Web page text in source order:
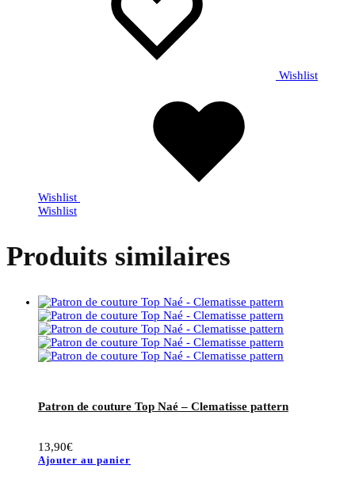
Wishlist
Wishlist
Wishlist
Produits similaires
Patron de couture Top Naé – Clematisse pattern
13,90€
Ajouter au panier